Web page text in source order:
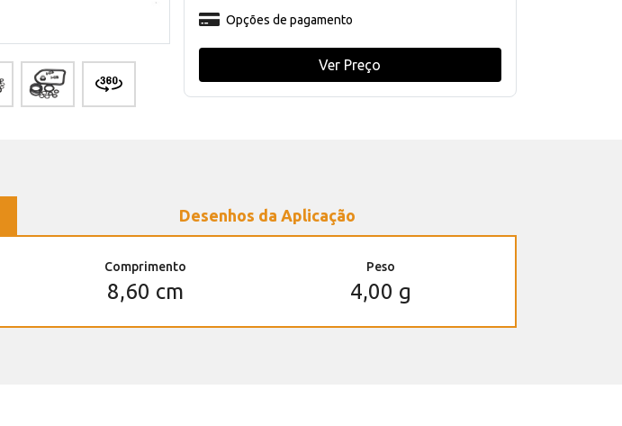
Opções de pagamento
Ver Preço
Desenhos da Aplicação
Comprimento
8,60 cm
Peso
4,00 g